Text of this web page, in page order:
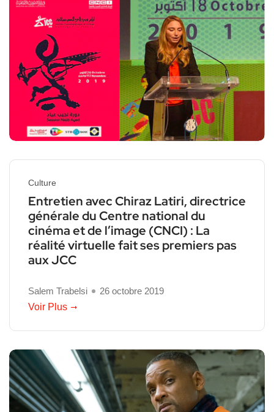
Culture
Entretien avec Chiraz Latiri, directrice
générale du Centre national du
cinéma et de l’image (CNCI) : La
réalité virtuelle fait ses premiers pas
aux JCC
Salem Trabelsi
26 octobre 2019
Voir Plus